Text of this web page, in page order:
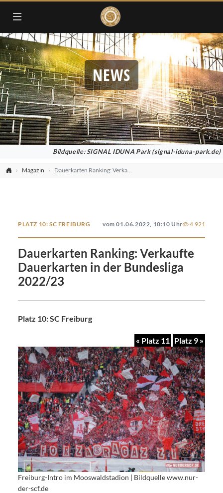
NEWS
Bildquelle: SIGNAL IDUNA Park (signal-iduna-park.de)
Magazin Dauerkarten Ranking: Verkaufte Dauerkarten in der Bundesliga 2022/23
PLATZ 10: SC FREIBURG vom 01.06.2022, 10:10 Uhr 4.921
Dauerkarten Ranking: Verkaufte
Dauerkarten in der Bundesliga
2022/23
Platz 10: SC Freiburg
« Platz 11 Platz 9 »
Freiburg-Intro im Mooswaldstadion | Bildquelle www.nur-
der-scf.de